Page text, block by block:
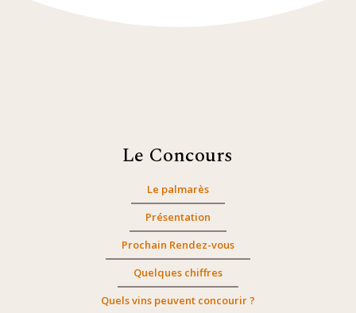
Le Concours
Le palmarès
Présentation
Prochain Rendez-vous
Quelques chiffres
Quels vins peuvent concourir ?